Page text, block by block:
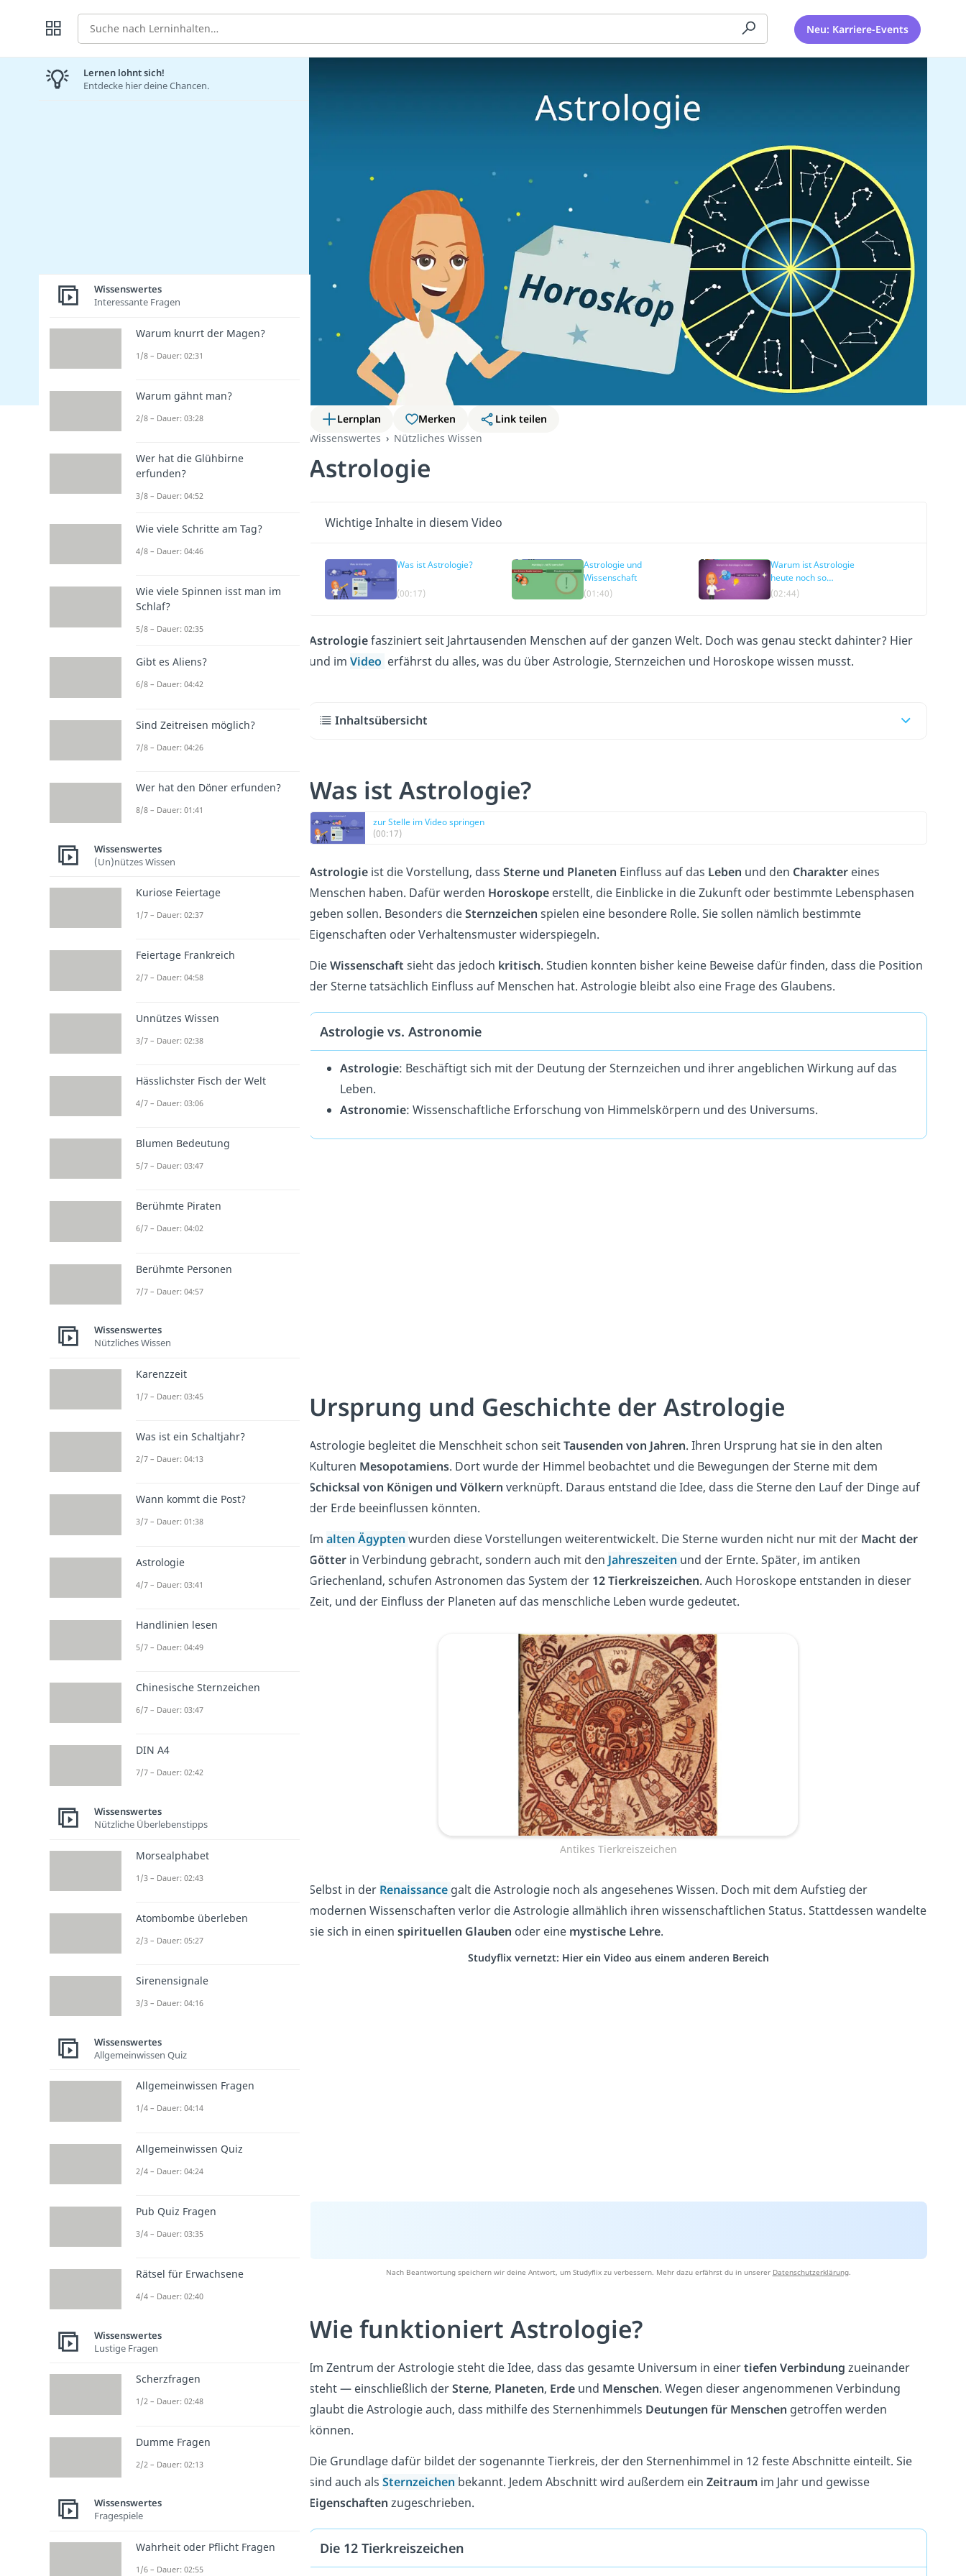
Suche Neu: Karriere-Events
Lernplan Merken
Link teilen
Wissenswertes
Nützliches Wissen
Astrologie
Wichtige Inhalte in diesem Video
Was ist Astrologie?
(00:17)
Astrologie und
Wissenschaft
(01:40)
Warum ist Astrologie
heute noch so
beliebt?
(02:44)
Astrologiefasziniert seit Jahrtausenden Menschen auf der ganzen Welt. Doch was genau steckt dahinter? Hier
und im Video erfährst du alles, was du über Astrologie, Sternzeichen und Horoskope wissen musst.
Inhaltsübersicht
Was ist Astrologie?
zur Stelle im Video springen
(00:17)
Astrologie ist die Vorstellung, dass Sterne und Planeten Einfluss auf das Leben und den Charakter eines
Menschen haben. Dafür werden Horoskope erstellt, die Einblicke in die Zukunft oder bestimmte Lebensphasen
geben sollen. Besonders dieSternzeichen spielen eine besondere Rolle. Sie sollen nämlich bestimmte
Eigenschaften oder Verhaltensmuster widerspiegeln.
DieWissenschaft sieht das jedoch kritisch. Studien konnten bisher keine Beweise dafür finden, dass die Position
der Sterne tatsächlich Einfluss auf Menschen hat. Astrologie bleibt also eine Frage des Glaubens.
Astrologie vs. Astronomie
Astrologie: Beschäftigt sich mit der Deutung der Sternzeichen und ihrer angeblichen Wirkung auf das
Leben.
Astronomie: Wissenschaftliche Erforschung von Himmelskörpern und des Universums.
Ursprung und Geschichte der Astrologie
Astrologie begleitet die Menschheit schon seitTausenden von Jahren. Ihren Ursprung hat sie in den alten
Kulturen Mesopotamiens. Dort wurde der Himmel beobachtet und die Bewegungen der Sterne mit dem
Schicksal von Königen und Völkern verknüpft. Daraus entstand die Idee, dass die Sterne den Lauf der Dinge auf
der Erde beeinflussen könnten.
Im alten Ägypten wurden diese Vorstellungen weiterentwickelt. Die Sterne wurden nicht nur mit der Macht der
Götter in Verbindung gebracht, sondern auch mit den Jahreszeiten und der Ernte. Später, im antiken
Griechenland, schufen Astronomen das System der 12 Tierkreiszeichen. Auch Horoskope entstanden in dieser
Zeit, und der Einfluss der Planeten auf das menschliche Leben wurde gedeutet.
Antikes Tierkreiszeichen
Selbst in der Renaissance galt die Astrologie noch als angesehenes Wissen. Doch mit dem Aufstieg der
modernen Wissenschaften verlor die Astrologie allmählich ihren wissenschaftlichen Status. Stattdessen wandelte
sie sich in einen spirituellen Glauben oder eine mystische Lehre.
Studyflix vernetzt: Hier ein Video aus einem anderen Bereich
Nach Beantwortung speichern wir deine Antwort, um Studyflix zu verbessern. Mehr dazu erfährst du in unserer Datenschutzerklärung.
Wie funktioniert Astrologie?
Im Zentrum der Astrologie steht die Idee, dass das gesamte Universum in einertiefen Verbindung zueinander
steht — einschließlich derSterne, Planeten, Erde und Menschen. Wegen dieser angenommenen Verbindung
glaubt die Astrologie auch, dass mithilfe des Sternenhimmels Deutungen für Menschen getroffen werden
können.
Die Grundlage dafür bildet der sogenannte Tierkreis, der den Sternenhimmel in 12 feste Abschnitte einteilt. Sie
sind auch als Sternzeichen bekannt. Jedem Abschnitt wird außerdem ein Zeitraum im Jahr und gewisse
Eigenschaften zugeschrieben.
Die 12 Tierkreiszeichen
Lernen lohnt sich!
Entdecke hier deine Chancen.
Wissenswertes
Interessante Fragen
Warum knurrt der Magen?
1/8 – Dauer: 02:31
Warum gähnt man?
2/8 – Dauer: 03:28
Wer hat die Glühbirne
erfunden?
3/8 – Dauer: 04:52
Wie viele Schritte am Tag?
4/8 – Dauer: 04:46
Wie viele Spinnen isst man im
Schlaf?
5/8 – Dauer: 02:35
Gibt es Aliens?
6/8 – Dauer: 04:42
Sind Zeitreisen möglich?
7/8 – Dauer: 04:26
Wer hat den Döner erfunden?
8/8 – Dauer: 01:41
Wissenswertes
(Un)nützes Wissen
Kuriose Feiertage
1/7 – Dauer: 02:37
Feiertage Frankreich
2/7 – Dauer: 04:58
Unnützes Wissen
3/7 – Dauer: 02:38
Hässlichster Fisch der Welt
4/7 – Dauer: 03:06
Blumen Bedeutung
5/7 – Dauer: 03:47
Berühmte Piraten
6/7 – Dauer: 04:02
Berühmte Personen
7/7 – Dauer: 04:57
Wissenswertes
Nützliches Wissen
Karenzzeit
1/7 – Dauer: 03:45
Was ist ein Schaltjahr?
2/7 – Dauer: 04:13
Wann kommt die Post?
3/7 – Dauer: 01:38
Astrologie
4/7 – Dauer: 03:41
Handlinien lesen
5/7 – Dauer: 04:49
Chinesische Sternzeichen
6/7 – Dauer: 03:47
DIN A4
7/7 – Dauer: 02:42
Wissenswertes
Nützliche Überlebenstipps
Morsealphabet
1/3 – Dauer: 02:43
Atombombe überleben
2/3 – Dauer: 05:27
Sirenensignale
3/3 – Dauer: 04:16
Wissenswertes
Allgemeinwissen Quiz
Allgemeinwissen Fragen
1/4 – Dauer: 04:14
Allgemeinwissen Quiz
2/4 – Dauer: 04:24
Pub Quiz Fragen
3/4 – Dauer: 03:35
Rätsel für Erwachsene
4/4 – Dauer: 02:40
Wissenswertes
Lustige Fragen
Scherzfragen
1/2 – Dauer: 02:48
Dumme Fragen
2/2 – Dauer: 02:13
Wissenswertes
Fragespiele
Wahrheit oder Pflicht Fragen
1/6 – Dauer: 02:55